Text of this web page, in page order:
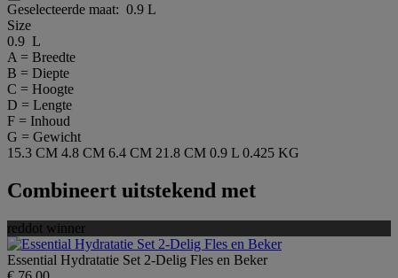
Geselecteerde maat: 0.9 L
Size
0.9 L
A = Breedte
B = Diepte
C = Hoogte
D = Lengte
F = Inhoud
G = Gewicht
15.3 CM 4.8 CM 6.4 CM 21.8 CM 0.9 L 0.425 KG
Combineert uitstekend met
reddot winner
Essential Hydratatie Set 2-Delig Fles en Beker